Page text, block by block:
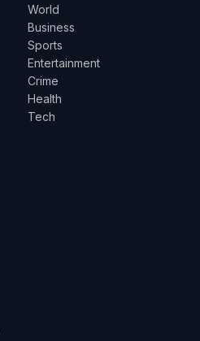
World
Business
Sports
Entertainment
Crime
Health
Tech